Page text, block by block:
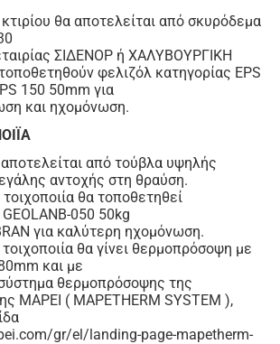
θα αποτελείται από σκυρόδεμα
ΣΙΔΕΝΟΡ ή ΧΑΛΥΒΟΥΡΓΙΚΗ
φελιζόλ κατηγορίας EPS
150 50mm για
και ηχομόνωση.
αποτελείται από τούβλα υψηλής
αντοχής στη θραύση.
θα τοποθετηθεί
050 50kg
για καλύτερη ηχομόνωση.
θα γίνει θερμοπρόσοψη με
και με
θερμοπρόσοψης της
MAPEI ( MAPETHERM SYSTEM ),
gr/el/landing-page-mapetherm-